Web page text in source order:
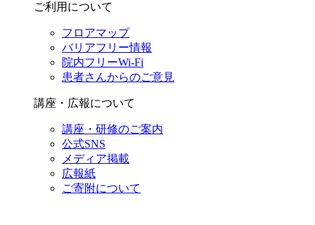
ご利用について
フロアマップ
バリアフリー情報
院内フリーWi-Fi
患者さんからのご意見
講座・広報について
講座・研修のご案内
公式SNS
メディア掲載
広報紙
ご寄附について